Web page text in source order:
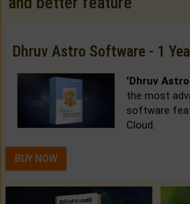
Dhruv Astro Software - 1
'Dhruv
the most
software
Cloud.
BUY NOW